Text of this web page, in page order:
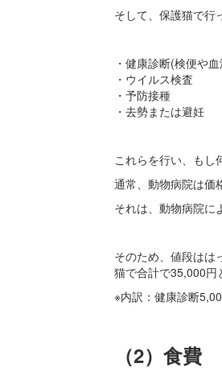
そして、保護猫で行
・健康診断(検便や
・ウイルス検査
・予防接種
・去勢または避妊
これらを行い、もし
通常、動物病院は価
それは、動物病院に
そのため、値段はは
猫で合計で35,000円
※内訳：健康診断
（2）食費